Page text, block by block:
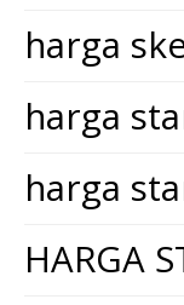
harga
harga
harga
HARGA